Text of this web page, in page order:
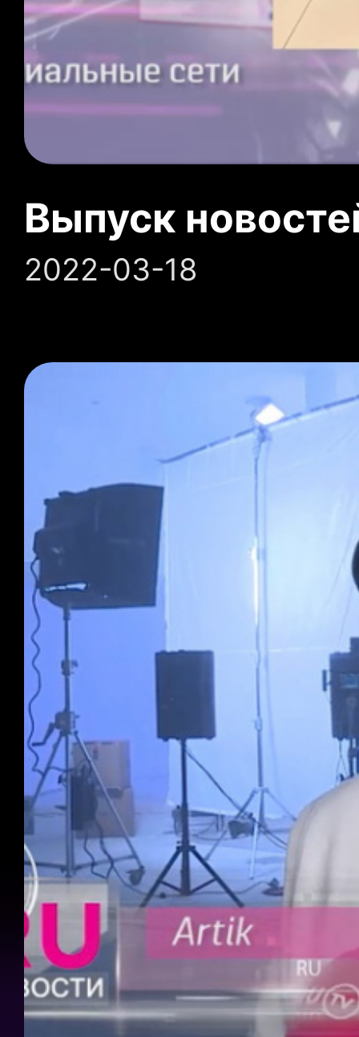
Выпуск
2022-03-18